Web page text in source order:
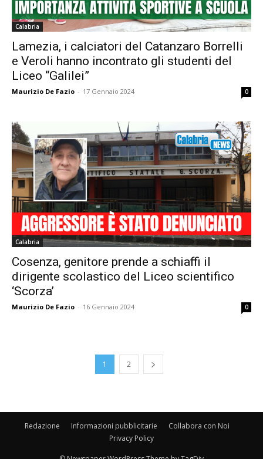
Calabria
Lamezia, i calciatori del Catanzaro Borrelli
e Veroli hanno incontrato gli studenti del
Liceo “Galilei”
Maurizio De Fazio - 17 Gennaio 2024 0
Calabria
Cosenza, genitore prende a schiaffi il
dirigente scolastico del Liceo scientifico
‘Scorza’
Maurizio De Fazio - 16 Gennaio 2024 0
1 2
Redazione Informazioni pubblicitarie
Collabora con Noi
Privacy Policy